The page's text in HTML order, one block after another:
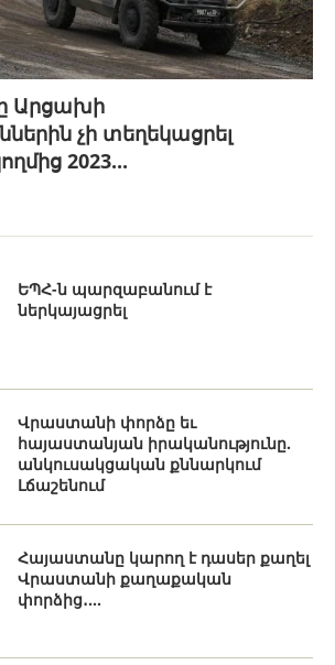
Արցախի
չի տեղեկացրել
2023...
ԵՊՀ-ն պարզաբանում է
ներկայացրել
Վրաստանի փորձը եւ
հայաստանյան իրականությունը.
անկուսակցական քննարկում
Լճաշենում
Հայաստանը կարող է դասեր քաղել
Վրաստանի քաղաքական
փորձից․...